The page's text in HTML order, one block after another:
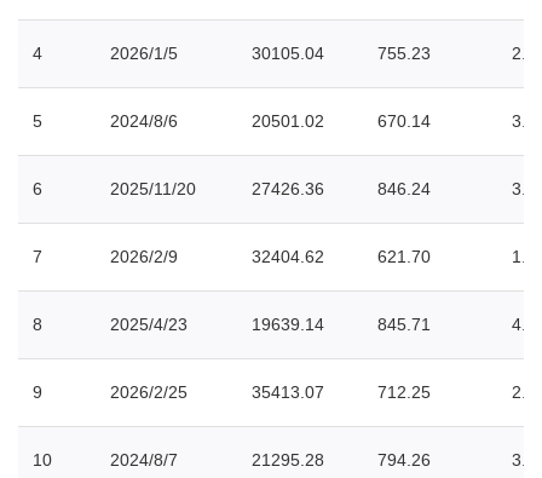
4 2026/1/5 30105.04 755.23
5 2024/8/6 20501.02 670.14
6 2025/11/20 27426.36 846.24
7 2026/2/9 32404.62 621.70
8 2025/4/23 19639.14 845.71
9 2026/2/25 35413.07 712.25
10 2024/8/7 21295.28 794.26